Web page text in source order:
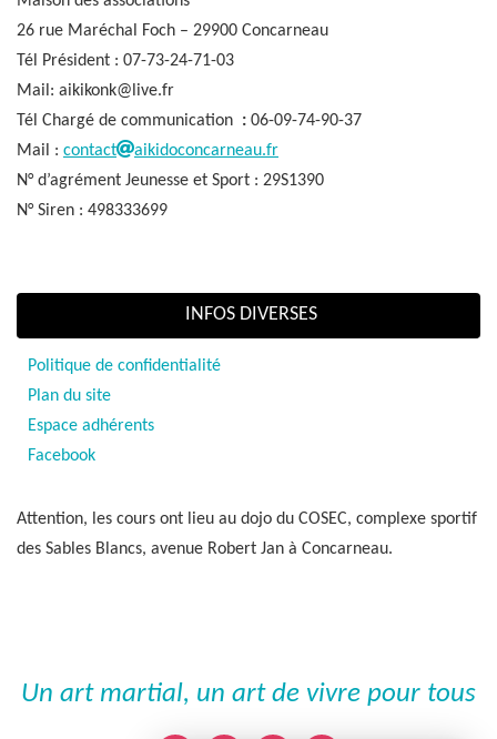
26 rue Maréchal Foch – 29900 Concarneau
Tél Président : 07-73-24-71-03
Mail: aikikonk@live.fr
Tél Chargé de communication : 06-09-74-90-37
Mail : contact
aikidoconcarneau.fr
N° d’agrément Jeunesse et Sport : 29S1390
N° Siren : 498333699
INFOS DIVERSES
Politique de confidentialité
Plan du site
Espace adhérents
Facebook
Attention, les cours ont lieu au dojo du COSEC, complexe sportif
des Sables Blancs, avenue Robert Jan à Concarneau.
Un art martial, un art de vivre pour tous